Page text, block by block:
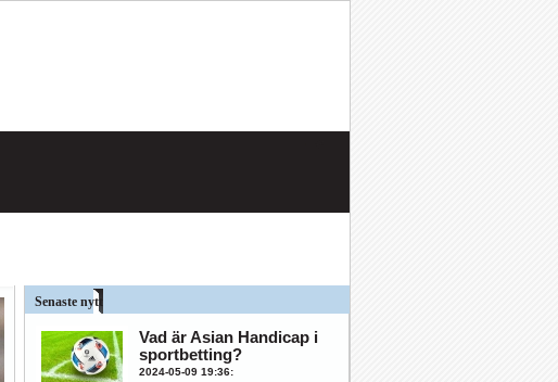
Senaste nytt
Vad är Asian Handicap i
sportbetting?
2024-05-09 19:36: